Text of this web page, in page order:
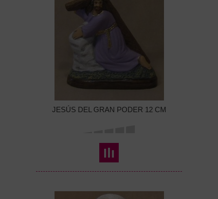
JESÚS DEL GRAN PODER 12 CM